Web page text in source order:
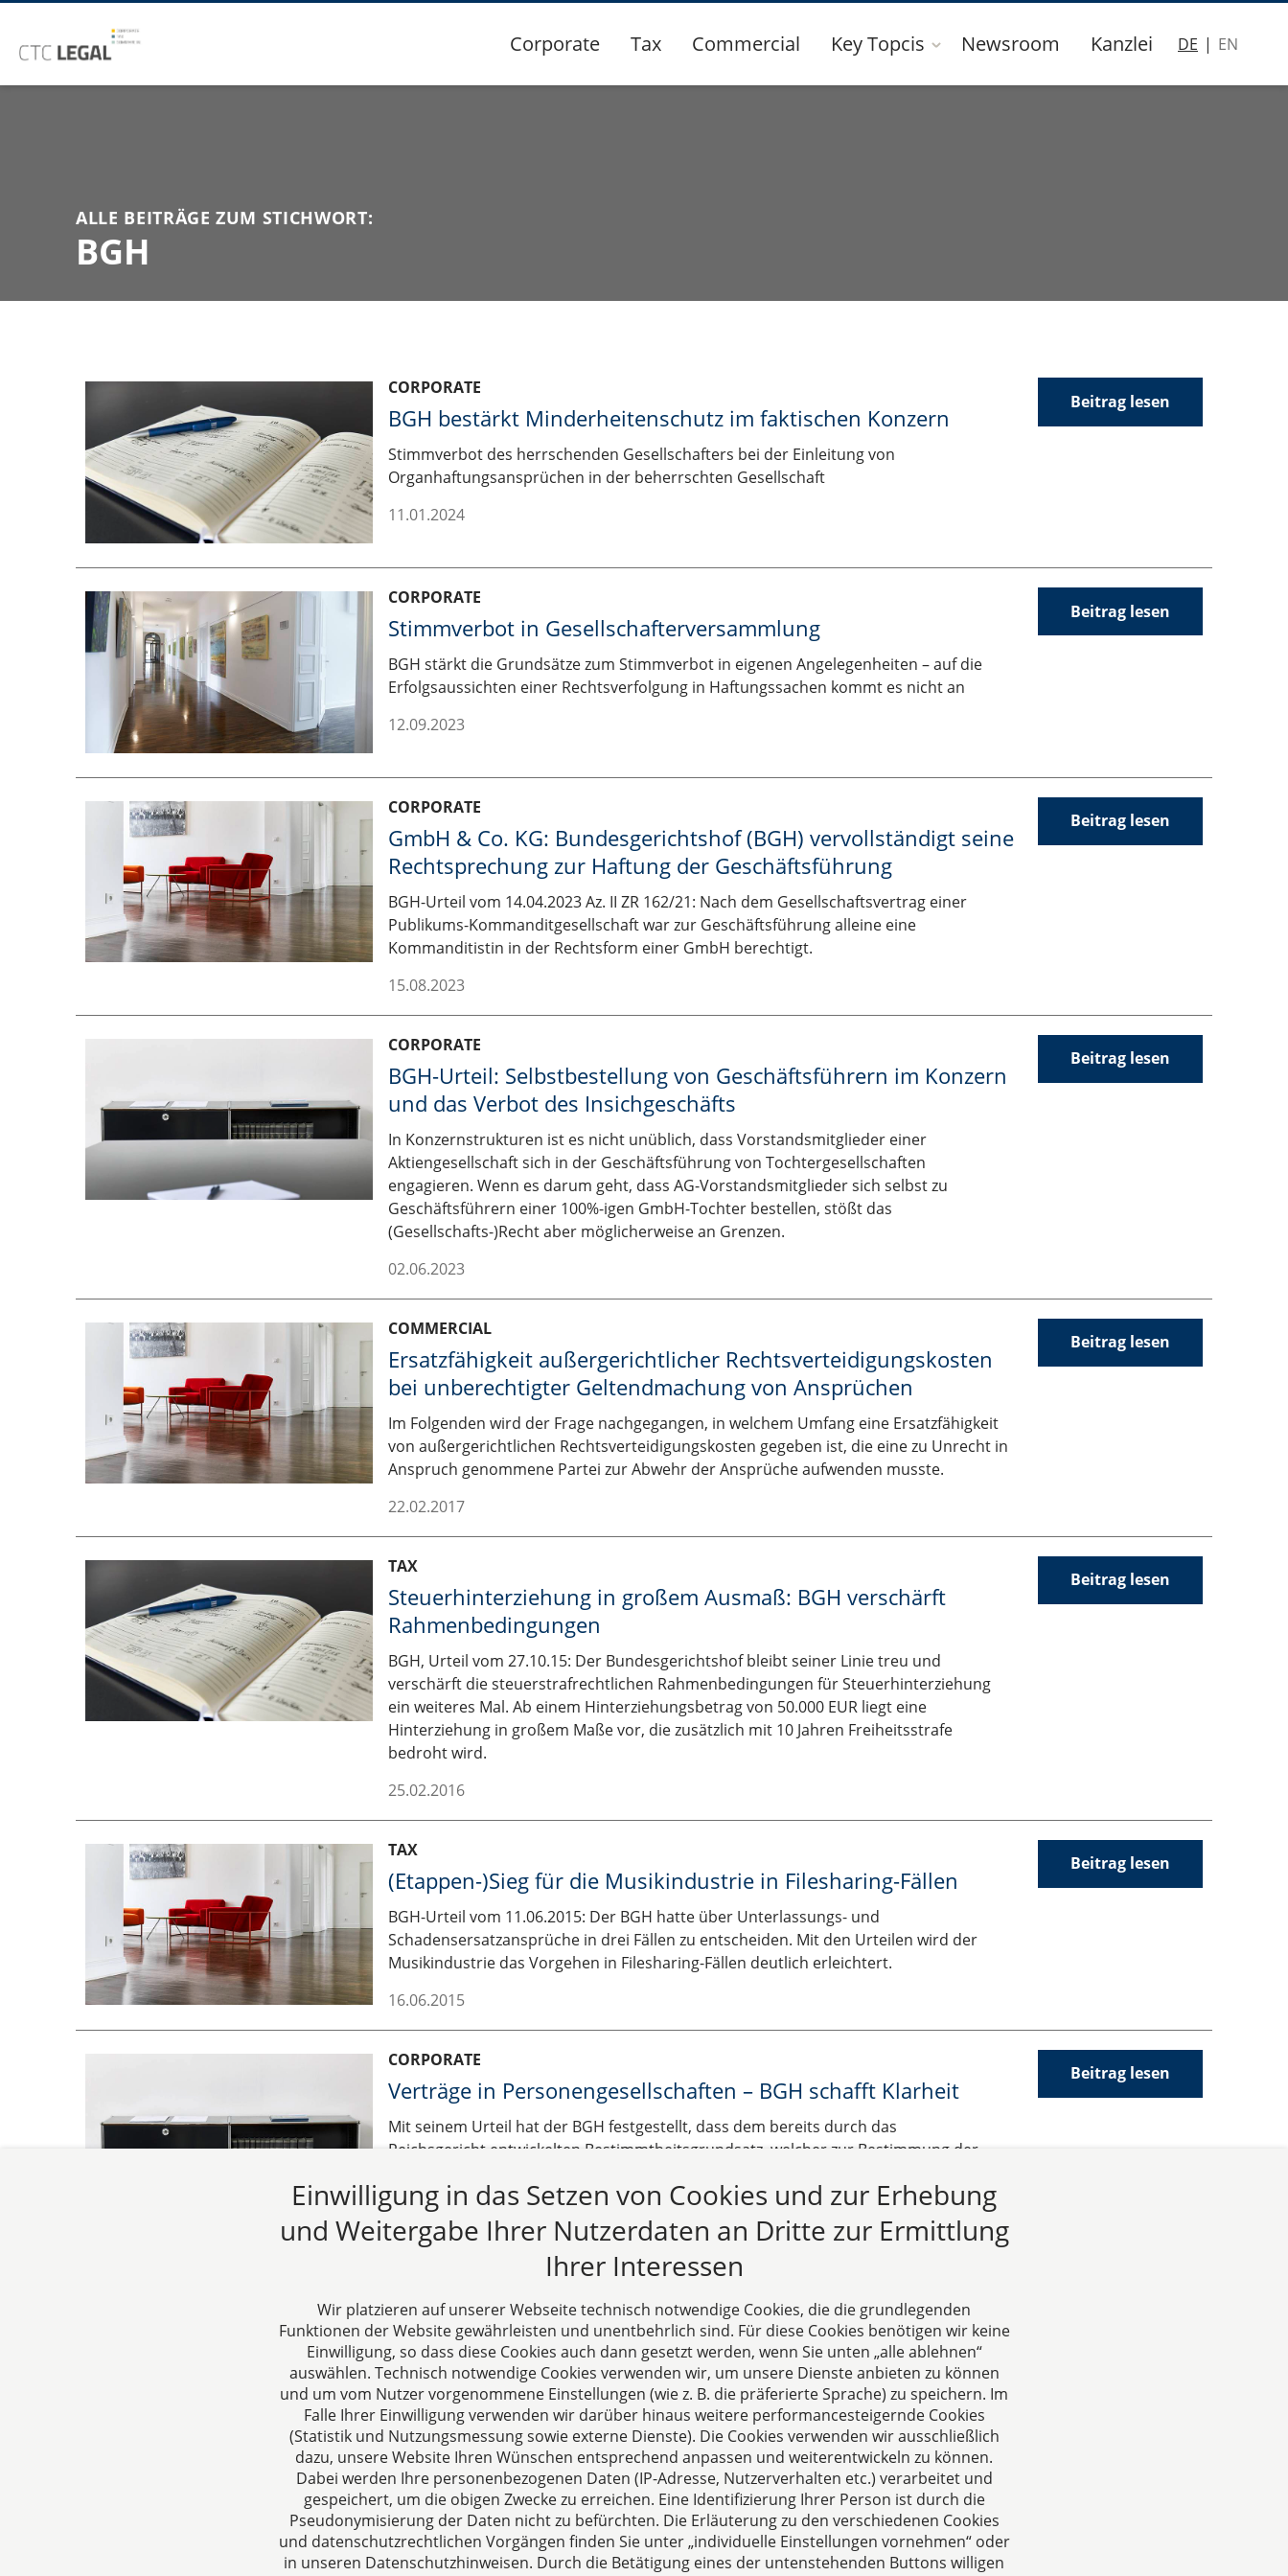
Corporate Tax Commercial Key Topcis Newsroom Kanzlei DE EN
ALLE BEITRÄGE ZUM STICHWORT:
BGH
CORPORATE
BGH bestärkt Minderheitenschutz im faktischen Konzern
Stimmverbot des herrschenden Gesellschafters bei der Einleitung von
Organhaftungsansprüchen in der beherrschten Gesellschaft
11.01.2024
Beitrag lesen
CORPORATE
Stimmverbot in Gesellschafterversammlung
BGH stärkt die Grundsätze zum Stimmverbot in eigenen Angelegenheiten – auf die
Erfolgsaussichten einer Rechtsverfolgung in Haftungssachen kommt es nicht an
12.09.2023
Beitrag lesen
CORPORATE
GmbH & Co. KG: Bundesgerichtshof (BGH) vervollständigt seine
Rechtsprechung zur Haftung der Geschäftsführung
BGH-Urteil vom 14.04.2023 Az. II ZR 162/21: Nach dem Gesellschaftsvertrag einer
Publikums-Kommanditgesellschaft war zur Geschäftsführung alleine eine
Kommanditistin in der Rechtsform einer GmbH berechtigt.
15.08.2023
Beitrag lesen
CORPORATE
BGH-Urteil: Selbstbestellung von Geschäftsführern im Konzern
und das Verbot des Insichgeschäfts
In Konzernstrukturen ist es nicht unüblich, dass Vorstandsmitglieder einer
Aktiengesellschaft sich in der Geschäftsführung von Tochtergesellschaften
engagieren. Wenn es darum geht, dass AG-Vorstandsmitglieder sich selbst zu
Geschäftsführern einer 100%-igen GmbH-Tochter bestellen, stößt das
(Gesellschafts-)Recht aber möglicherweise an Grenzen.
02.06.2023
Beitrag lesen
COMMERCIAL
Ersatzfähigkeit außergerichtlicher Rechtsverteidigungskosten
bei unberechtigter Geltendmachung von Ansprüchen
Im Folgenden wird der Frage nachgegangen, in welchem Umfang eine Ersatzfähigkeit
von außergerichtlichen Rechtsverteidigungskosten gegeben ist, die eine zu Unrecht in
Anspruch genommene Partei zur Abwehr der Ansprüche aufwenden musste.
22.02.2017
Beitrag lesen
TAX
Steuerhinterziehung in großem Ausmaß: BGH verschärft
Rahmenbedingungen
BGH, Urteil vom 27.10.15: Der Bundesgerichtshof bleibt seiner Linie treu und
verschärft die steuerstrafrechtlichen Rahmenbedingungen für Steuerhinterziehung
ein weiteres Mal. Ab einem Hinterziehungsbetrag von 50.000 EUR liegt eine
Hinterziehung in großem Maße vor, die zusätzlich mit 10 Jahren Freiheitsstrafe
bedroht wird.
25.02.2016
Beitrag lesen
TAX
(Etappen-)Sieg für die Musikindustrie in Filesharing-Fällen
BGH-Urteil vom 11.06.2015: Der BGH hatte über Unterlassungs- und
Schadensersatzansprüche in drei Fällen zu entscheiden. Mit den Urteilen wird der
Musikindustrie das Vorgehen in Filesharing-Fällen deutlich erleichtert.
16.06.2015
Beitrag lesen
CORPORATE
Verträge in Personengesellschaften – BGH schafft Klarheit
Mit seinem Urteil hat der BGH festgestellt, dass dem bereits durch das
Reichsgericht entwickelten Bestimmtheitsgrundsatz, welcher zur Bestimmung der
werden sollte, keine formelle Legitimation mehr für die Beurteilung der Wirksamkeit
einer Mehrheitsentscheidung zukommt.
Beitrag lesen
Über uns
Ihre Ansprechpartner für Fragen
rund um Gesellschaftsrecht,
Steuergestaltung und Vertragsrecht.
Einwilligung in das Setzen von Cookies und zur Erhebung
und Weitergabe Ihrer Nutzerdaten an Dritte zur Ermittlung
Ihrer Interessen
Wir platzieren auf unserer Webseite technisch notwendige Cookies, die die grundlegenden
Funktionen der Website gewährleisten und unentbehrlich sind. Für diese Cookies benötigen wir keine
Einwilligung, so dass diese Cookies auch dann gesetzt werden, wenn Sie unten „alle ablehnen“
auswählen. Technisch notwendige Cookies verwenden wir, um unsere Dienste anbieten zu können
und um vom Nutzer vorgenommene Einstellungen (wie z. B. die präferierte Sprache) zu speichern. Im
Falle Ihrer Einwilligung verwenden wir darüber hinaus weitere performancesteigernde Cookies
(Statistik und Nutzungsmessung sowie externe Dienste). Die Cookies verwenden wir ausschließlich
dazu, unsere Website Ihren Wünschen entsprechend anpassen und weiterentwickeln zu können.
Dabei werden Ihre personenbezogenen Daten (IP-Adresse, Nutzerverhalten etc.) verarbeitet und
gespeichert, um die obigen Zwecke zu erreichen. Eine Identifizierung Ihrer Person ist durch die
Pseudonymisierung der Daten nicht zu befürchten. Die Erläuterung zu den verschiedenen Cookies
und datenschutzrechtlichen Vorgängen finden Sie unter „individuelle Einstellungen vornehmen“ oder
in unseren Datenschutzhinweisen. Durch die Betätigung eines der untenstehenden Buttons willigen